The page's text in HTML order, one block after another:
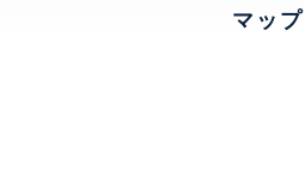
マップ